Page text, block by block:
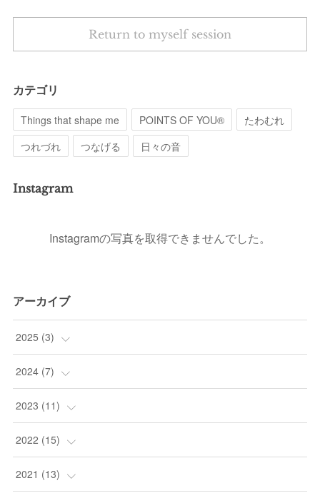
Return to myself session
カテゴリ
Things that shape me POINTS OF YOU®︎
たわむれ
つれづれ
つなげる 日々の音
Instagram
Instagramの写真を取得できませんでした。
アーカイブ
2025 (3)
(1
( 1)
( 1)
2024 (7)
( 1)
( 1)
(1)
2023 (11)
(1)
(2)
2022 (15)
(5)
2021 (13)